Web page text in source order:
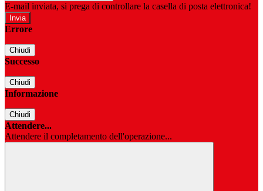
E-mail inviata, si prega di controllare la casella di posta elettronica!
Errore
Chiudi
Successo
Chiudi
Informazione
Chiudi
Attendere...
Attendere il completamento dell'operazione...